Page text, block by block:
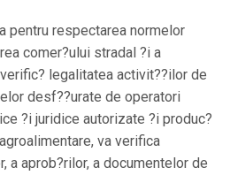
pentru respectarea normelor
comer?ului stradal ?i a
legalitatea activit??ilor de
desf??urate de operatori
?i juridice autorizate ?i produc?
va verifica
a aprob?rilor, a documentelor de